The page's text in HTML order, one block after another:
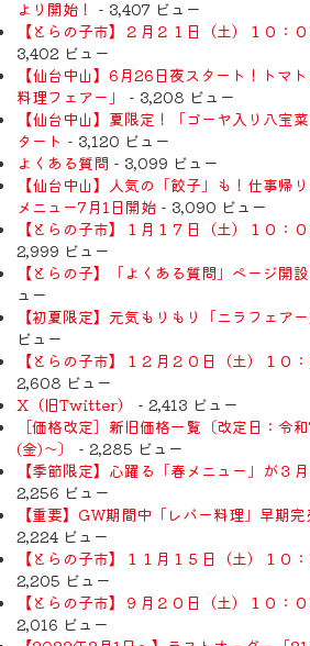
より開始！ - 3,407 ビュー
【とらの子市】２月２１日（土）１０：
3,402 ビュー
【仙台中山】6月26日夜スタート！トマ
料理フェアー」
- 3,208 ビュー
【仙台中山】夏限定！「ゴーヤ入り八宝
タート - 3,120 ビュー
よくある質問 - 3,099 ビュー
【仙台中山】人気の「餃子」も！仕事帰
メニュー7月1日開始 - 3,090 ビュー
【とらの子市】１月１７日（土）１０：
2,999 ビュー
【とらの子】「よくある質問」ページ開
ュー
【初夏限定】元気もりもり「ニラフェア
ビュー
【とらの子市】１２月２０日（土）１０
2,608 ビュー
X（旧Twitter）
- 2,413 ビュー
［価格改定］新旧価格一覧〔改定日：令
(金)〜〕
- 2,285 ビュー
【季節限定】心躍る「春メニュー」が３
2,256 ビュー
【重要】GW期間中「レバー料理」早期
2,224 ビュー
【とらの子市】１１月１５日（土）１０
2,205 ビュー
【とらの子市】９月２０日（土）１０：
2,016 ビュー